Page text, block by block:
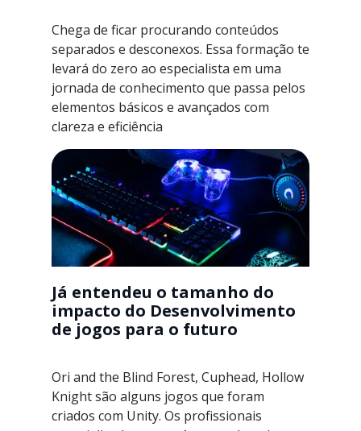
Chega de ficar procurando conteúdos
separados e desconexos. Essa formação te
levará do zero ao especialista em uma
jornada de conhecimento que passa pelos
elementos básicos e avançados com
clareza e eficiência
Já entendeu o tamanho do
impacto do Desenvolvimento
de jogos para o futuro
Ori and the Blind Forest, Cuphead, Hollow
Knight são alguns jogos que foram
criados com Unity. Os profissionais